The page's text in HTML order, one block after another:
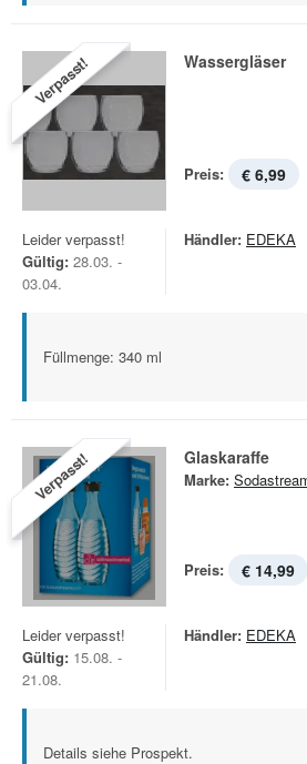
Verpasst! Wassergläser
Preis: € 6,99
Leider verpasst!
Gültig: 28.03. -
03.04.
Händler: EDEKA
Füllmenge: 340 ml
Verpasst! Glaskaraffe
Marke:
Preis: € 14,99
Leider verpasst!
Gültig: 15.08. -
21.08.
Händler: EDEKA
Details siehe Prospekt.